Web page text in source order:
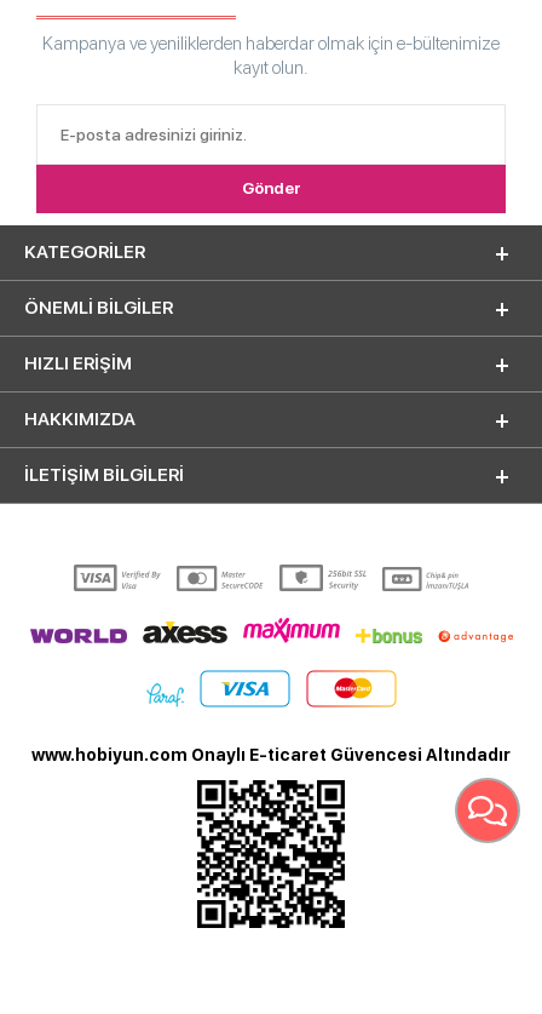
Kampanya ve yeniliklerden haberdar olmak için e-bültenimize
kayıt olun.
KATEGORILER
ÖNEMLI BILGILER
HIZLI ERIŞIM
HAKKIMIZDA
İLETİŞİM BİLGİLERİ
www.hobiyun.com Onaylı E-ticaret Güvencesi Altındadır